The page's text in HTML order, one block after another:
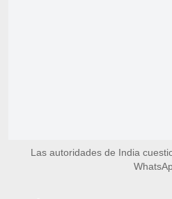
Las autoridades de India